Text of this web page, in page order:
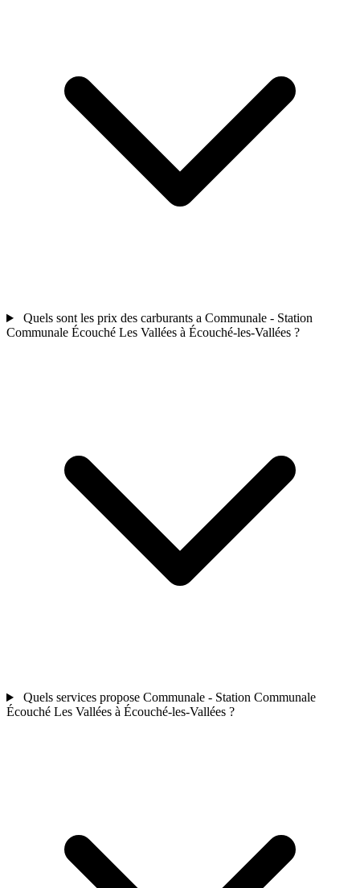
Quels sont les prix des carburants a Communale - Station
Communale Écouché Les Vallées à Écouché-les-Vallées ?
Quels services propose Communale - Station Communale
Écouché Les Vallées à Écouché-les-Vallées ?